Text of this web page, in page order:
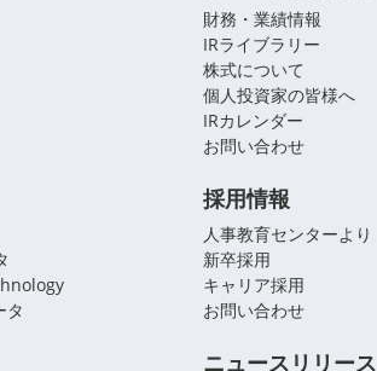
タ
財務・業績情報
IRライブラリー
株式について
個人投資家の皆様へ
IRカレンダー
お問い合わせ
採用情報
人事教育センターより
新卒採用
キャリア採用
お問い合わせ
ニュースリリース